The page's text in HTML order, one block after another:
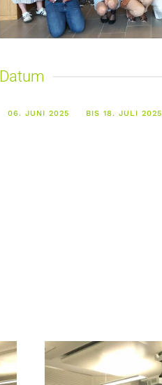
Datum
06. JUNI 2025 BIS 18. JULI 2025